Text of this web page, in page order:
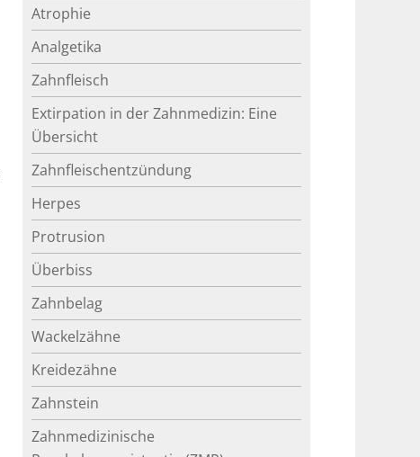
Atrophie
Analgetika
Zahnfleisch
Extirpation in der Zahnmedizin: Eine
Übersicht
Zahnfleischentzündung
Herpes
Protrusion
Überbiss
Zahnbelag
Wackelzähne
Kreidezähne
Zahnstein
Zahnmedizinische